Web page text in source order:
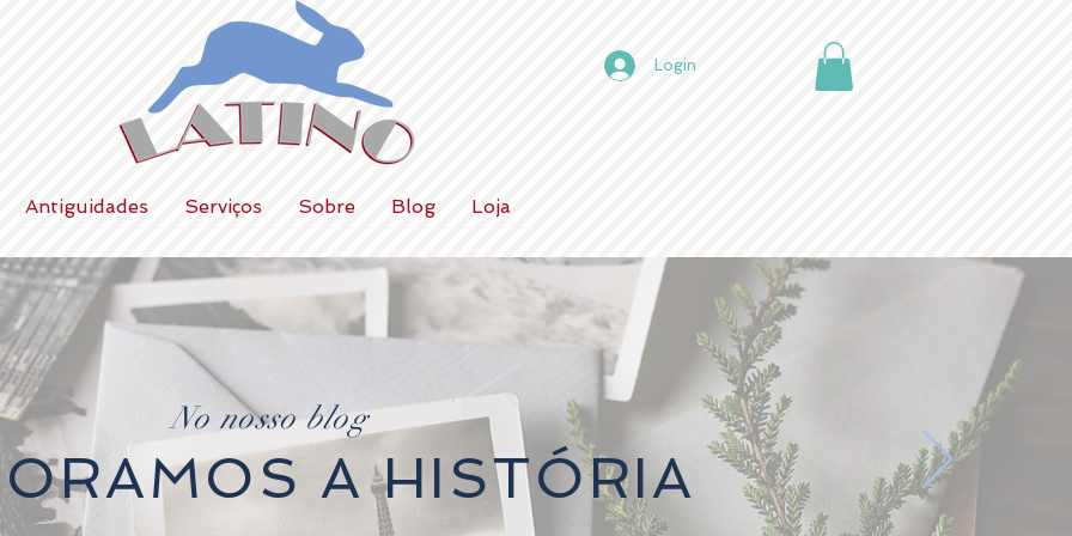
Login
Antiguidades Serviços Sobre Blog Loja
No nosso blog
A HISTÓRIA